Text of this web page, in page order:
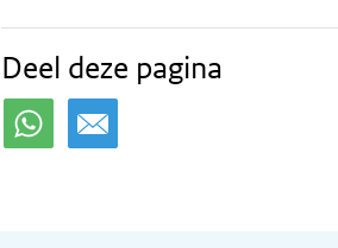
Deel deze pagina